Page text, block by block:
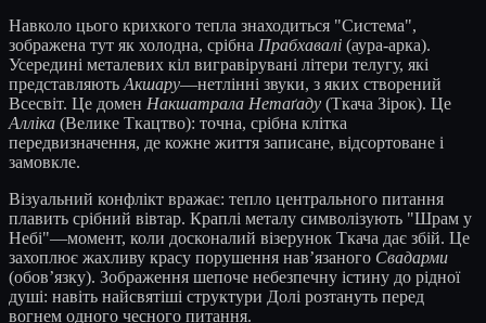
Навколо цього крихкого тепла знаходиться "Система",
зображена тут як холодна, срібна Прабхавалі (аура-арка).
Усередині металевих кіл вигравірувані літери телугу, які
представляють Акшару—нетлінні звуки, з яких створений
Всесвіт. Це домен Накшатрала Нетаґаду (Ткача Зірок). Це
Алліка (Велике Ткацтво): точна, срібна клітка
передвизначення, де кожне життя записане, відсортоване і
замовкле.
Візуальний конфлікт вражає: тепло центрального питання
плавить срібний вівтар. Краплі металу символізують "Шрам у
Небі"—момент, коли досконалий візерунок Ткача дає збій. Це
захоплює жахливу красу порушення нав’язаного Свадарми
(обов’язку). Зображення шепоче небезпечну істину до рідної
душі: навіть найсвятіші структури Долі розтануть перед
вогнем одного чесного питання.